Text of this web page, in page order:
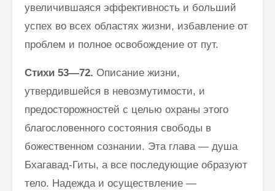
увеличившаяся эффективность и больший
успех во всех областях жизни, избавление от
проблем и полное освобождение от пут.
Стихи 53—72. Описание жизни,
утвердившейся в невозмутимости, и
предосторожностей с целью охраны этого
благословенного состояния свободы в
божественном сознании. Эта глава — душа
Бхагавад-Гиты, а все последующие образуют
тело. Надежда и осуществление —